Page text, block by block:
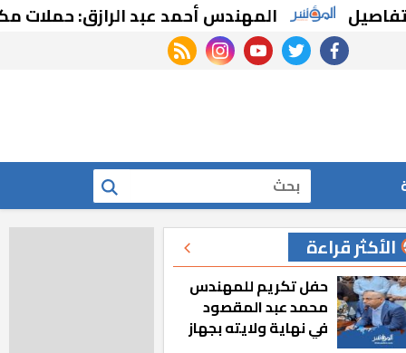
المهندس أحمد عبد الرازق: حملات مكثفة لإعادة
facebook
twitter
youtube
instagram
rss feed
بحث
الأكثر قراءة
حفل تكريم للمهندس
محمد عبد المقصود
في نهاية ولايته بجهاز